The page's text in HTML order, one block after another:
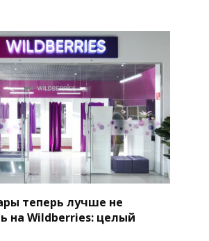
теперь лучше не
на Wildberries: целый